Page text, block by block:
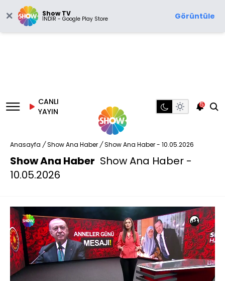
Show TV
İNDİR - Google Play Store Görüntüle
CANLI
YAYIN
5
Anasayfa / Show Ana Haber / Show Ana Haber - 10.05.2026
Show Ana Haber Show Ana Haber -
10.05.2026